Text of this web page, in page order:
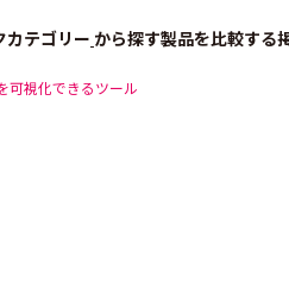
カテゴリー から探す製品を比較する
可視化できるツール